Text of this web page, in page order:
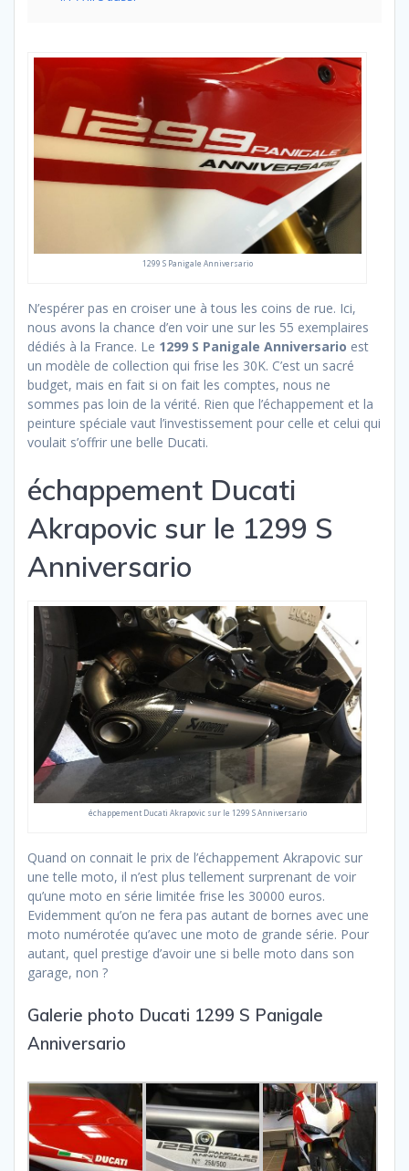
1299 S Panigale Anniversario
N’espérer pas en croiser une à tous les coins de rue. Ici,
nous avons la chance d’en voir une sur les 55 exemplaires
dédiés à la France. Le 1299 S Panigale Anniversario est
un modèle de collection qui frise les 30K. C’est un sacré
budget, mais en fait si on fait les comptes, nous ne
sommes pas loin de la vérité. Rien que l’échappement et la
peinture spéciale vaut l’investissement pour celle et celui qui
voulait s’offrir une belle Ducati.
échappement Ducati
Akrapovic sur le 1299 S
Anniversario
échappement Ducati Akrapovic sur le 1299 S Anniversario
Quand on connait le prix de l’échappement Akrapovic sur
une telle moto, il n’est plus tellement surprenant de voir
qu’une moto en série limitée frise les 30000 euros.
Evidemment qu’on ne fera pas autant de bornes avec une
moto numérotée qu’avec une moto de grande série. Pour
autant, quel prestige d’avoir une si belle moto dans son
garage, non ?
Galerie photo Ducati 1299 S Panigale
Anniversario